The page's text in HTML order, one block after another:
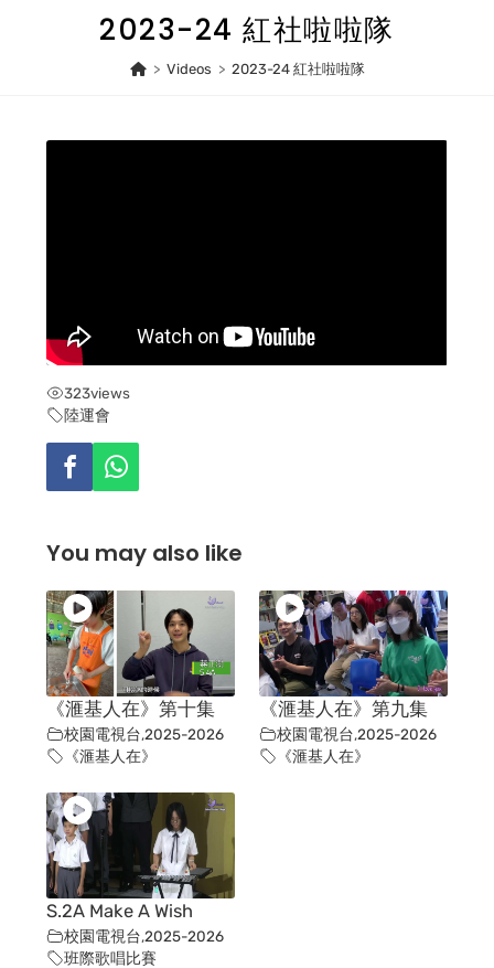
2023-24 紅社啦啦隊
> Videos > 2023-24 紅社啦啦隊
323views
陸運會
You may also like
《滙基人在》第十集
校園電視台,2025-2026
《滙基人在》
《滙基人在》第九集
校園電視台,2025-2026
《滙基人在》
S.2A Make A Wish
校園電視台,2025-2026
班際歌唱比賽